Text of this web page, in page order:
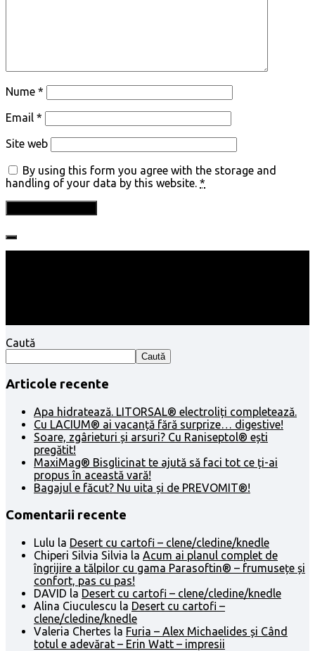
Nume *
Email *
Site web
By using this form you agree with the storage and
handling of your data by this website. *
Caută
Caută
Articole recente
Apa hidratează. LITORSAL® electroliți completează.
Cu LACIUM® ai vacanță fără surprize… digestive!
Soare, zgârieturi și arsuri? Cu Raniseptol® ești
pregătit!
MaxiMag® Bisglicinat te ajută să faci tot ce ți-ai
propus în această vară!
Bagajul e făcut? Nu uita și de PREVOMIT®!
Comentarii recente
Lulu la Desert cu cartofi – clene/cledine/knedle
Chiperi Silvia Silvia la Acum ai planul complet de
îngrijire a tălpilor cu gama Parasoftin® – frumusețe și
confort, pas cu pas!
DAVID la Desert cu cartofi – clene/cledine/knedle
Alina Ciuculescu la Desert cu cartofi –
clene/cledine/knedle
Valeria Chertes la Furia – Alex Michaelides și Când
totul e adevărat – Erin Watt – impresii